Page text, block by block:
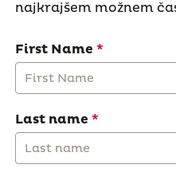
najkrajšem možnem
First Name
Last name